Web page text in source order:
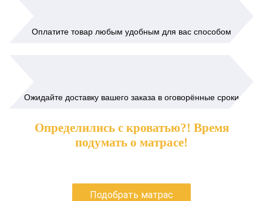
Оплатите товар любым удобным для вас способом
Ожидайте доставку вашего заказа в оговорённые сроки
Определились с кроватью?! Время
подумать о матрасе!
Подобрать матрас